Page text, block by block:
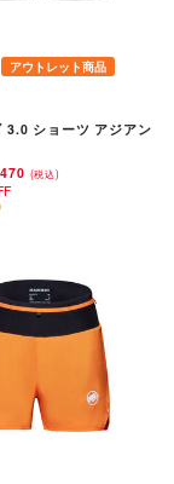
アウトレット商品
3.0 ショーツ アジアン
(税込)